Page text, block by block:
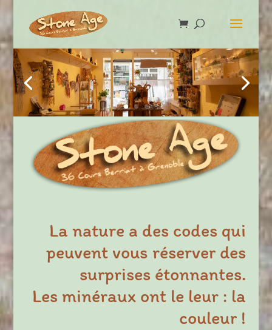
La nature a des codes qui
peuvent vous réserver des
surprises étonnantes.
Les minéraux ont le leur : la
couleur !